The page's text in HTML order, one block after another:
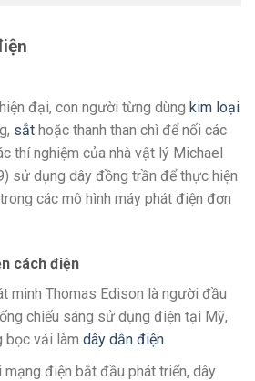
đại, con người từng dùng kim loại
sắt hoặc thanh than chì để nối các
thí nghiệm của nhà vật lý Michael
sử dụng dây đồng trần để thực hiện
các mô hình máy phát điện đơn
cách điện
minh Thomas Edison là người đầu
chiếu sáng sử dụng điện tại Mỹ,
bọc vải làm dây dẫn điện.
mạng điện bắt đầu phát triển, dây